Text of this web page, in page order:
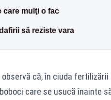
care mulţi o fac
să reziste vara
că, în ciuda
care se usucă înainte